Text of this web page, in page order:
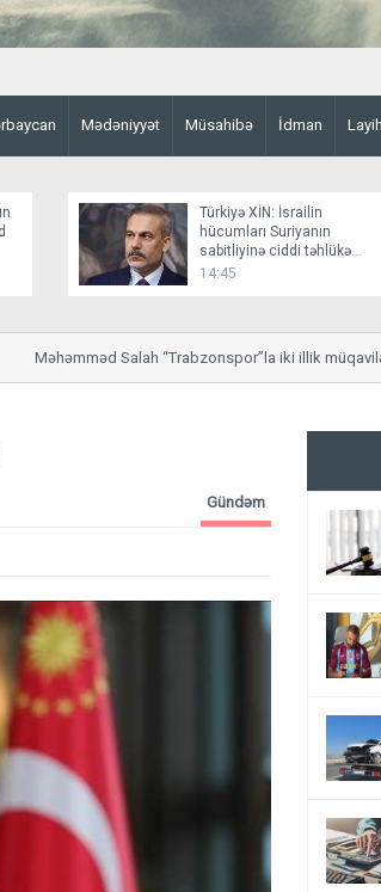
Mədəniyyət Müsahibə İdman
Türkiyə XİN: İsrailin
hücumları Suriyanın
sabitliyinə ciddi təhlükə
yaradır
14:45
Məhəmməd Salah “Trabzonspor”la iki illik müqavilə
qazanacaq
Gündəm